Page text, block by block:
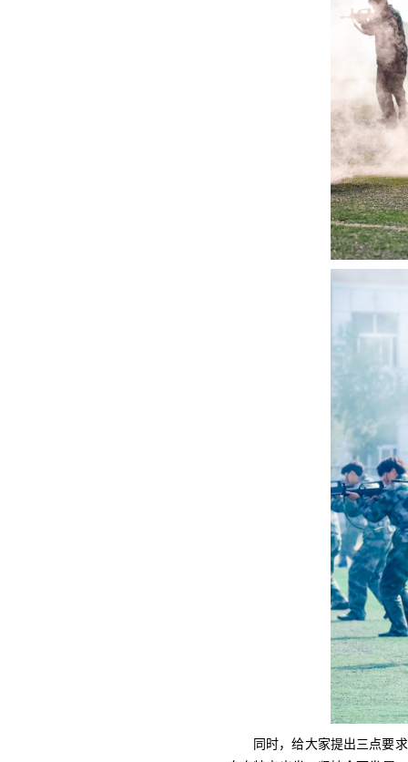
同时，给大家提出三点要